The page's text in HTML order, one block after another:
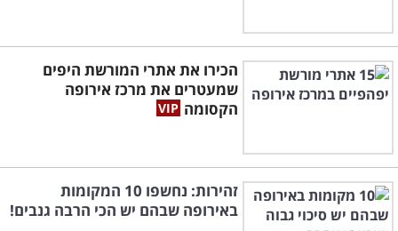
הכירו את אתרי המורשת היפים
שמעטרים את מרכז אירופה
הקסומה
זהירות: נחשפו 10 המקומות
באירופה שבהם יש הכי הרבה גנבים!